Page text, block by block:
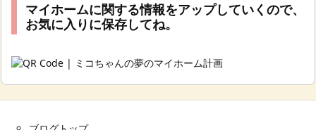
マイホームに関する情報をアップしていくので、
お気に入りに保存してね。